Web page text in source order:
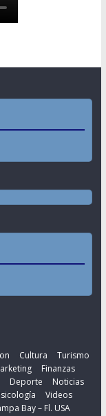
Cultura
Turismo
Finanzas
Deporte
Noticias
Videos
Bay – Fl. USA